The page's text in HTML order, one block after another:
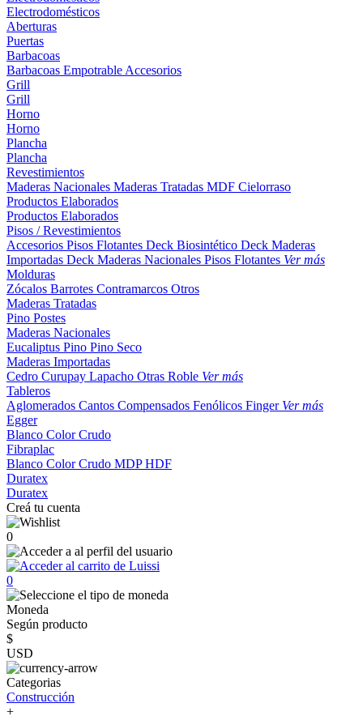
Electrodomésticos
Aberturas
Puertas
Barbacoas
Barbacoas Empotrable Accesorios
Grill
Grill
Horno
Horno
Plancha
Plancha
Revestimientos
Maderas Nacionales Maderas Tratadas MDF Cielorraso
Productos Elaborados
Productos Elaborados
Pisos / Revestimientos
Accesorios Pisos Flotantes Deck Biosintético Deck Maderas
Importadas Deck Maderas Nacionales Pisos Flotantes Ver más
Molduras
Zócalos Barrotes Contramarcos Otros
Maderas Tratadas
Pino Postes
Maderas Nacionales
Eucaliptus Pino Pino Seco
Maderas Importadas
Cedro Curupay Lapacho Otras Roble Ver más
Tableros
Aglomerados Cantos Compensados Fenólicos Finger Ver más
Egger
Blanco ColorCrudo
Fibraplac
Blanco ColorCrudo MDPHDF
Duratex
Duratex
Creá tu cuenta
0
0
Moneda
Según producto
$
USD
Categorias
Construcción
+